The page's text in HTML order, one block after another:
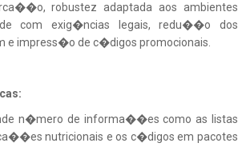
robustez adaptada aos ambientes
com exig�ncias legais, redu��o dos
e impress�o de c�digos promocionais.
n�mero de informa��es como as listas
nutricionais e os c�digos em pacotes